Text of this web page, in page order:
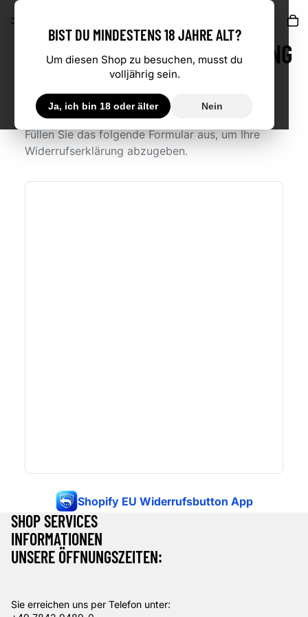
BARRIEREFREIHEITSERKLÄRUNG
WIDERRUF ERKLÄREN
Füllen Sie das folgende Formular aus, um Ihre
Widerrufserklärung abzugeben.
Shopify EU Widerrufsbutton App
SHOP SERVICES
INFORMATIONEN
UNSERE ÖFFNUNGSZEITEN:
Sie erreichen uns per Telefon unter:
BIST DU MINDESTENS 18 JAHRE ALT?
Um diesen Shop zu besuchen, musst du
volljährig sein.
Ja, ich bin 18 oder älter Nein